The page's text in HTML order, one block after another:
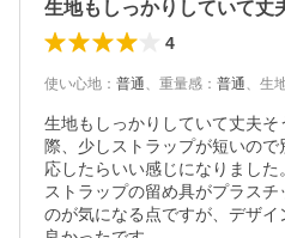
4
使い心地 ： 普通、 重量感 ： 普通、 生
生地もしっかりしていて丈夫そ
際、少しストラップが短いの
応したらいい感じになりました。
ストラップの留め具がプラス
のが気になる点ですが、デザ